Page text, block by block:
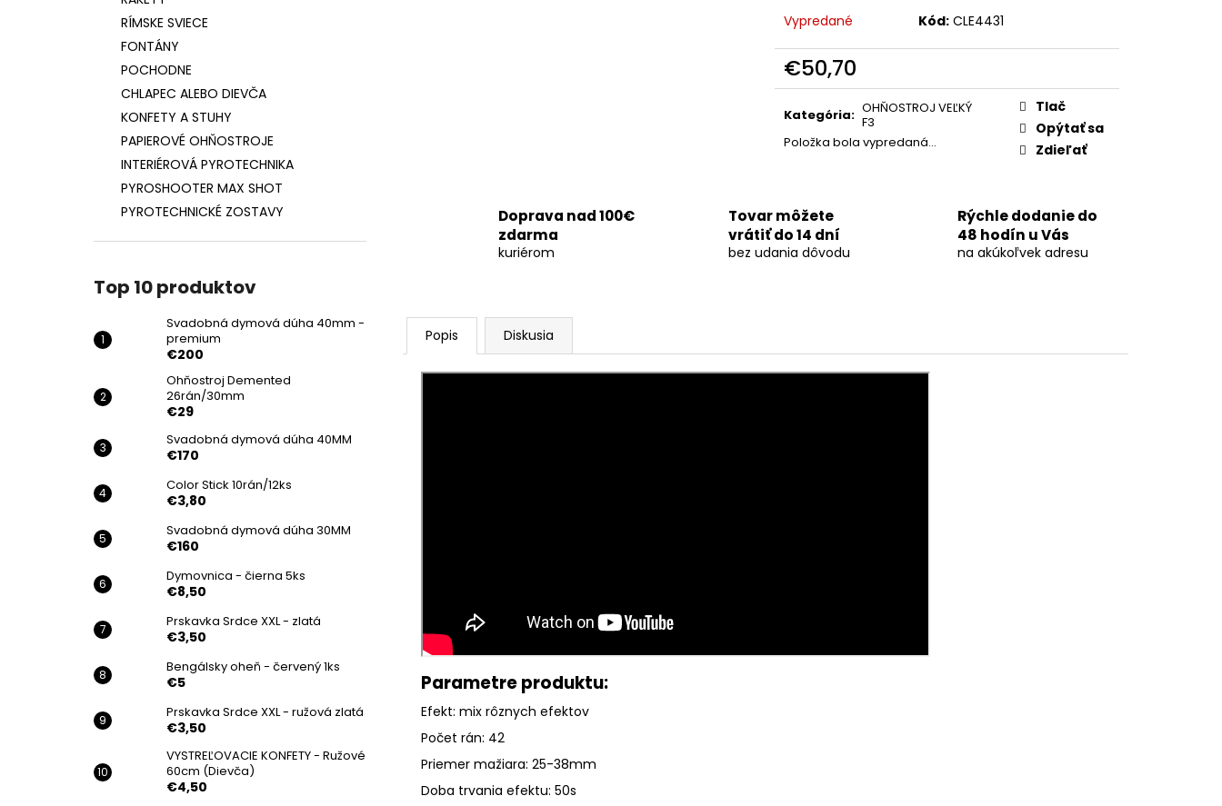
RÍMSKE SVIECE
FONTÁNY
POCHODNE
CHLAPEC ALEBO DIEVČA
KONFETY A STUHY
PAPIEROVÉ OHŇOSTROJE
INTERIÉROVÁ PYROTECHNIKA
PYROSHOOTER MAX SHOT
PYROTECHNICKÉ ZOSTAVY
Top 10 produktov
Svadobná dymová dúha 40mm -
premium
€200
Ohňostroj Demented
26rán/30mm
€29
Svadobná dymová dúha 40MM
€170
Color Stick 10rán/12ks
€3,80
Svadobná dymová dúha 30MM
€160
Dymovnica - čierna 5ks
€8,50
Prskavka Srdce XXL - zlatá
€3,50
Bengálsky oheň - červený 1ks
€5
Prskavka Srdce XXL - ružová zlatá
€3,50
VYSTREĽOVACIE KONFETY - Ružové
60cm (Dievča)
€4,50
Vypredané Kód: CLE4431
€50,70
Jednotková
Kategória: OHŇOSTROJ VEĽKÝ
F3
Položka bola vypredaná…
Tlač
Opýtať sa
Zdieľať
Doprava nad 100€
zdarma
kuriérom
Tovar môžete
vrátiť do 14 dní
bez udania dôvodu
Rýchle dodanie do
48 hodín u Vás
na akúkoľvek adresu
Popis Diskusia
Parametre produktu:
Efekt: mix rôznych efektov
Počet rán: 42
Priemer mažiara: 25-38mm
Doba trvania efektu: 50s
SVADOBNÁ DYMOVÁ DÚHA 40MM -
PREMIUM
€200